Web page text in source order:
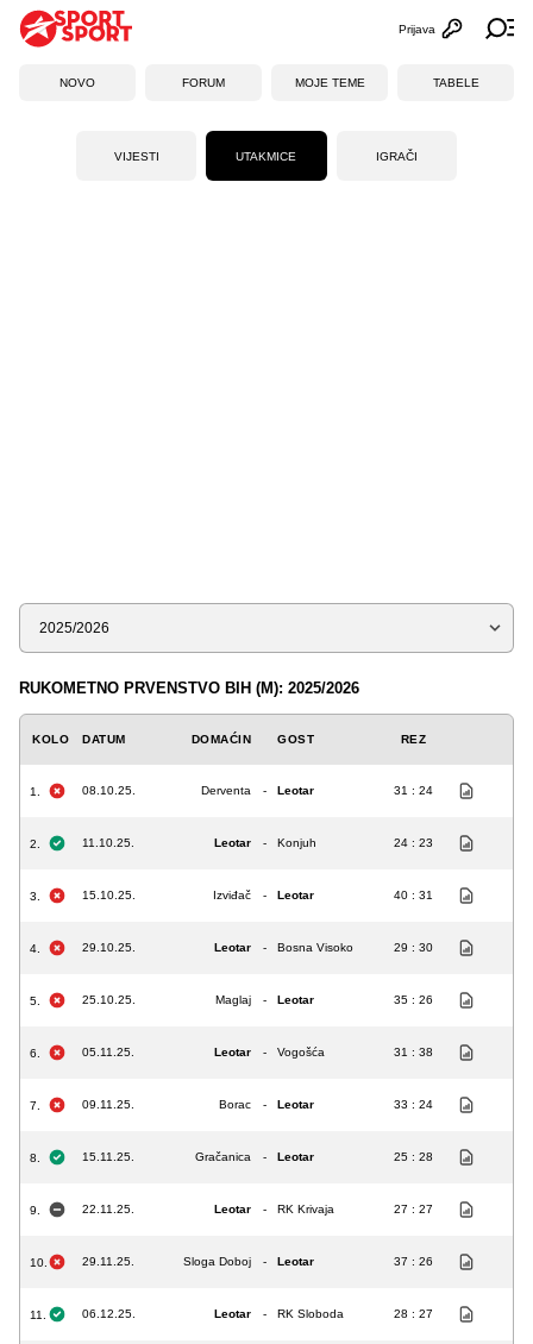
Otvori
Prijava
NOVO FORUM MOJE TEME TABELE
VIJESTI UTAKMICE IGRAČI
Sezona
RUKOMETNO PRVENSTVO BIH (M): 2025/2026
KOLO DATUM DOMAĆIN GOST REZ
1. 08.10.25. Derventa - Leotar 31 : 24
2. 11.10.25. Leotar - Konjuh 24 : 23
3. 15.10.25. Izviđač - Leotar 40 : 31
4. 29.10.25. Leotar - Bosna Visoko 29 : 30
5. 25.10.25. Maglaj - Leotar 35 : 26
6. 05.11.25. Leotar - Vogošća 31 : 38
7. 09.11.25. Borac - Leotar 33 : 24
8. 15.11.25. Gračanica - Leotar 25 : 28
9. 22.11.25. Leotar - RK Krivaja 27 : 27
10. 29.11.25. Sloga Doboj - Leotar 37 : 26
11. 06.12.25. Leotar - RK Sloboda 28 : 27